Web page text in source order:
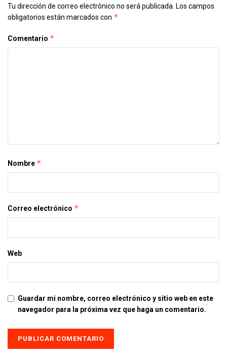
Tu dirección de correo electrónico no será publicada. Los campos
obligatorios están marcados con *
Comentario *
Nombre *
Correo electrónico *
Web
Guardar mi nombre, correo electrónico y sitio web en este
navegador para la próxima vez que haga un comentario.